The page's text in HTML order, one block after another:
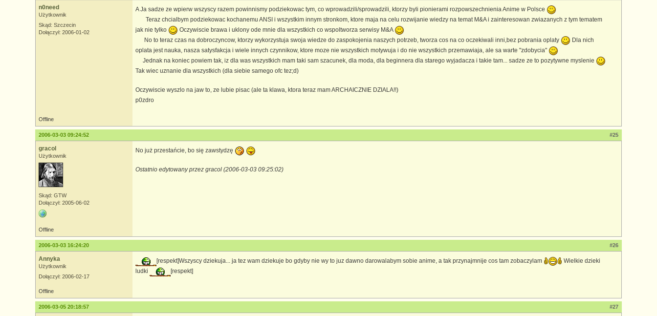
n0need
Użytkownik
Skąd: Szczecin
Dołączył: 2006-01-02
A Ja sadze ze wpierw wszyscy razem powinnismy podziekowac tym, co wprowadzili/sprowadzili, ktorzy byli pionierami rozpowszechnienia Anime w Polsce
Teraz chcialbym podziekowac kochanemu ANSI i wszystkim innym stronkom, ktore maja na celu rozwijanie wiedzy na temat M&A i zainteresowan zwiazanych z tym tematem
jak nie tylko
Oczywiscie brawa i uklony ode mnie dla wszystkich co wspoltworza serwisy M&A
No to teraz czas na dobroczyncow, ktorzy wykorzystuja swoja wiedze do zaspokojenia naszych potrzeb, tworza cos na co oczekiwali inni,bez pobrania oplaty
Dla nich
oplata jest nauka, nasza satysfakcja i wiele innych czynnikow, ktore moze nie wszystkich motywuja i do nie wszystkich przemawiaja, ale sa warte "zdobycia"
Jednak na koniec powiem tak, iz dla was wszystkich mam taki sam szacunek, dla moda, dla beginnera dla starego wyjadacza i takie tam... sadze ze to pozytywne myslenie
Tak wiec uznanie dla wszystkich (dla siebie samego ofc tez;d)
Oczywiscie wyszlo na jaw to, ze lubie pisac (ale ta klawa, ktora teraz mam ARCHAICZNIE DZIALA!!)
p0zdro
Offline
#25
2006-03-03 09:24:52
gracol
Użytkownik
Skąd: GTW
Dołączył: 2005-06-02
No już przestańcie, bo się zawstydzę
Ostatnio edytowany przez gracol (2006-03-03 09:25:02)
Offline
#26
2006-03-03 16:24:20
Annyka
Użytkownik
Dołączył: 2006-02-17
[respekt]Wszyscy dziekuja... ja tez wam dziekuje bo gdyby nie wy to juz dawno darowalabym sobie anime, a tak przynajmnije cos tam zobaczylam
Wielkie dzieki
ludki
[respekt]
Offline
#27
2006-03-05 20:18:57